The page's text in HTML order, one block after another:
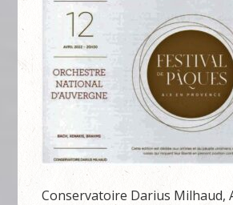
Conservatoire Darius Milhaud,